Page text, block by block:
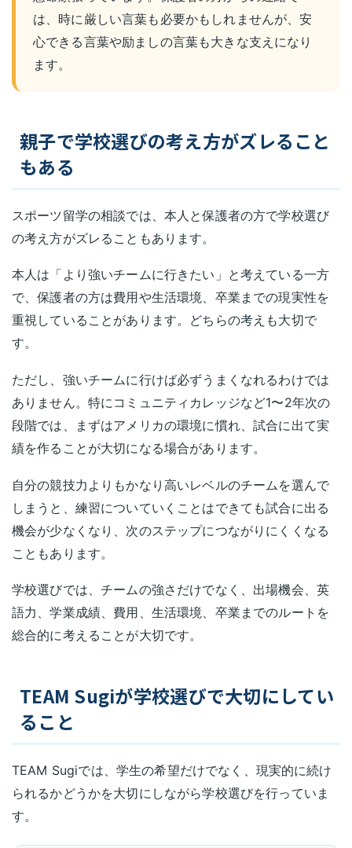
は、時に厳しい言葉も必要かもしれませんが、安
心できる言葉や励ましの言葉も大きな支えになり
ます。
親子で学校選びの考え方がズレること
もある
スポーツ留学の相談では、本人と保護者の方で学校選び
の考え方がズレることもあります。
本人は「より強いチームに行きたい」と考えている一方
で、保護者の方は費用や生活環境、卒業までの現実性を
重視していることがあります。どちらの考えも大切で
す。
ただし、強いチームに行けば必ずうまくなれるわけでは
ありません。特にコミュニティカレッジなど1〜2年次の
段階では、まずはアメリカの環境に慣れ、試合に出て実
績を作ることが大切になる場合があります。
自分の競技力よりもかなり高いレベルのチームを選んで
しまうと、練習についていくことはできても試合に出る
機会が少なくなり、次のステップにつながりにくくなる
こともあります。
学校選びでは、チームの強さだけでなく、出場機会、英
語力、学業成績、費用、生活環境、卒業までのルートを
総合的に考えることが大切です。
TEAM Sugiが学校選びで大切にしてい
ること
TEAM Sugiでは、学生の希望だけでなく、現実的に続け
られるかどうかを大切にしながら学校選びを行っていま
す。